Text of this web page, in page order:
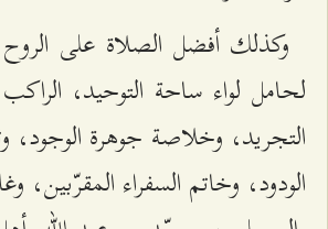
وكذلك أفضل الصلاة على الروح
لحامل لواء ساحة التوحيد،
التجريد، وخلاصة جوهرة الوجود،
الودود، وخاتم السفراء المقرّبين،